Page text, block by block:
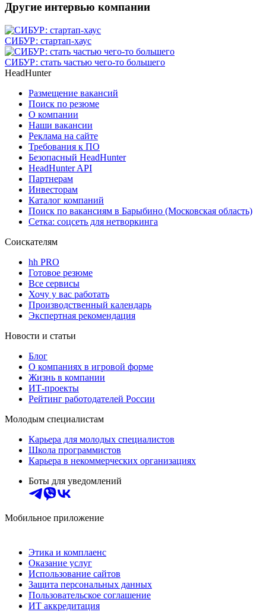
Другие интервью компании
СИБУР: стартап-хаус
СИБУР: стать частью чего-то большего
HeadHunter
Размещение вакансий
Поиск по резюме
О компании
Наши вакансии
Реклама на сайте
Требования к ПО
Безопасный HeadHunter
HeadHunter API
Партнерам
Инвесторам
Каталог компаний
Поиск по вакансиям в Барыбино (Московская область)
Сетка: соцсеть для нетворкинга
Соискателям
hh PRO
Готовое резюме
Все сервисы
Хочу у вас работать
Производственный календарь
Экспертная рекомендация
Новости и статьи
Блог
О компаниях в игровой форме
Жизнь в компании
ИТ-проекты
Рейтинг работодателей России
Молодым специалистам
Карьера для молодых специалистов
Школа программистов
Карьера в некоммерческих организациях
Боты для уведомлений
Мобильное приложение
Этика и комплаенс
Оказание услуг
Использование сайтов
Защита персональных данных
Пользовательское соглашение
ИТ аккредитация